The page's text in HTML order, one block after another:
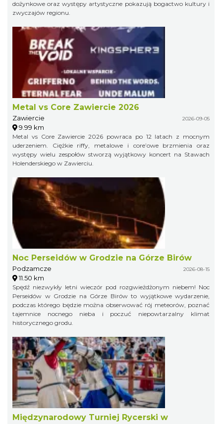
dożynkowe oraz występy artystyczne pokazują bogactwo kultury i
zwyczajów regionu.
Metal vs Core Zawiercie 2026
Zawiercie 2026-09-05
9.99 km
Metal vs Core Zawiercie 2026 powraca po 12 latach z mocnym
uderzeniem. Ciężkie riffy, metalowe i core’owe brzmienia oraz
występy wielu zespołów stworzą wyjątkowy koncert na Stawach
Holenderskiego w Zawierciu.
Noc Perseidów w Grodzie na Górze Birów
Podzamcze 2026-08-15
11.50 km
Spędź niezwykły letni wieczór pod rozgwieżdżonym niebem! Noc
Perseidów w Grodzie na Górze Birów to wyjątkowe wydarzenie,
podczas którego będzie można obserwować rój meteorów, poznać
tajemnice nocnego nieba i poczuć niepowtarzalny klimat
historycznego grodu.
Międzynarodowy Turniej Rycerski w